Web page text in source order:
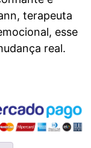
terapeuta
esse
real.